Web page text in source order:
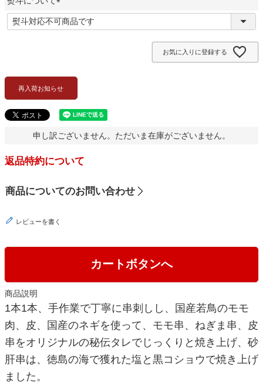
カートボタンへ
商品説明
1本1本、手作業で丁寧に串刺しし、国産若鳥のモモ
肉、皮、国産のネギを使って、モモ串、ねぎま串、皮
串をオリジナルの秘伝タレでじっくりと焼き上げ、砂
肝串は、徳島の海で獲れた塩と黒コショウで焼き上げ
ました。
)
(
必
お気に入りに登録する
再入荷お知らせ
申し訳ございません。ただいま在庫がございません。
返品特約について
商品についてのお問い合わせ
レビューを書く